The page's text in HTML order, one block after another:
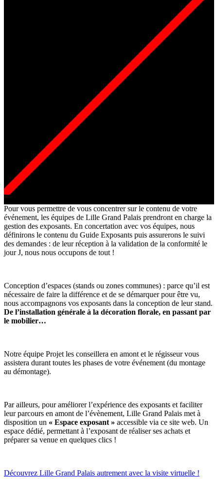
Pour vous permettre de vous concentrer sur le contenu de votre
événement, les équipes de Lille Grand Palais prendront en charge la
gestion des exposants. En concertation avec vos équipes, nous
définirons le contenu du Guide Exposants puis assurerons le suivi
des demandes : de leur réception à la validation de la conformité le
jour J, nous nous occupons de tout !
Conception d’espaces (stands ou zones communes) : parce qu’il est
nécessaire de faire la différence et de se démarquer pour être vu,
nous accompagnons vos exposants dans la conception de leur stand.
De l’installation générale à la décoration florale, en passant par
le mobilier…
Notre équipe Projet les conseillera en amont et le régisseur vous
assistera durant toutes les phases de votre événement (du montage
au démontage).
Par ailleurs, pour améliorer l’expérience des exposants et faciliter
leur parcours en amont de l’évènement, Lille Grand Palais met à
disposition un « Espace exposant » accessible via ce site web. Un
espace dédié, permettant à l’exposant de réaliser ses achats et
préparer sa venue en quelques clics !
Découvrez Lille Grand Palais autrement avec la visite virtuelle !